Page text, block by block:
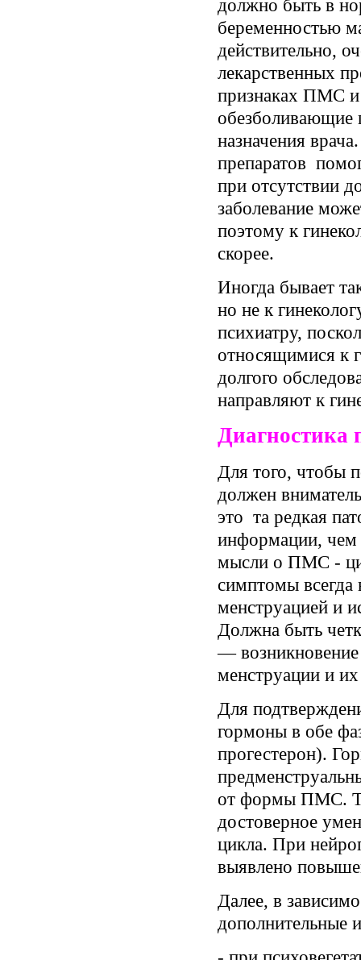
должно быть в
беременностью
действительно,
лекарственных
признаках ПМС и
обезболивающие
назначения
препаратов
при отсутствии
заболевание
поэтому к
скорее.
Иногда бывает
но не к
психиатру,
относящимися к
долгого
направляют к
Диагностика
Для того, чтобы
должен
это та редкая
информации, чем
мысли о ПМС -
симптомы всегда
менструацией и
Должна быть
— возникновение
менструации и
Для
гормоны в обе
прогестерон).
от формы ПМС.
достоверное
цикла. При
выявлено
Далее, в
дополнительные